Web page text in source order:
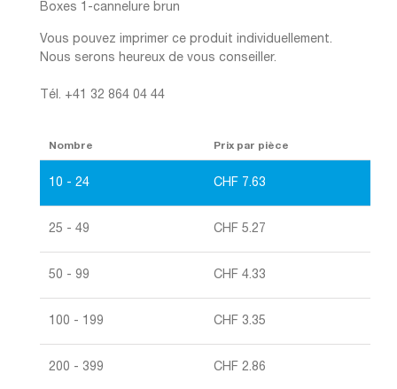
Boxes 1-cannelure brun
Vous pouvez imprimer ce produit individuellement.
Nous serons heureux de vous conseiller.
Tél. +41 32 864 04 44
Nombre Prix par pièce
10 - 24 CHF 7.63
25 - 49 CHF 5.27
50 - 99 CHF 4.33
100 - 199 CHF 3.35
200 - 399 CHF 2.86